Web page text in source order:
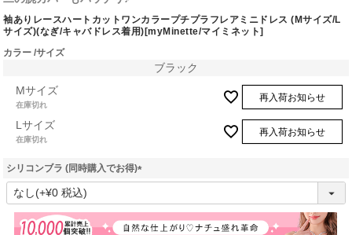
袖ありレースハートカットワンカラープチプラフレアミニドレス (Mサイズ/L
サイズ)(なぎ/キャバドレス着用)[myMinette/マイミネット]
カラー サイズ
ブラック
Mサイズ
在庫切れ
再入荷お知らせ
Lサイズ
在庫切れ
再入荷お知らせ
シリコンブラ (同時購入でお得)
(
須
)